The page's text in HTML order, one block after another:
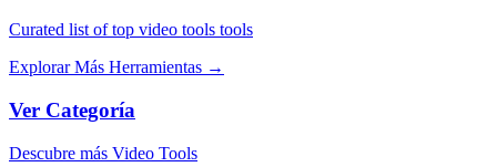
Curated list of top video tools tools
Explorar Más Herramientas →
Ver Categoría
Descubre más Video Tools